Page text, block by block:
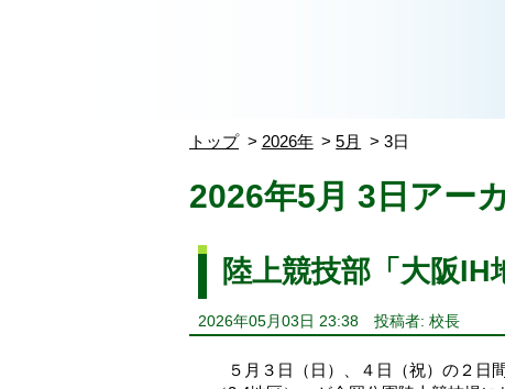
トップ 2026年 5月 3日
2026年5月 3日アー
陸上競技部「大阪
2026年05月03日 23:38 投稿者: 校長
５月３日（日）、４日（祝）の２日